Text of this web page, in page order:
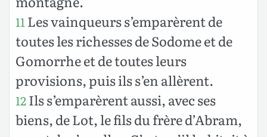
11 Les vainqueurs s’emparèrent de
toutes les richesses de Sodome et de
Gomorrhe et de toutes leurs
provisions, puis ils s’en allèrent.
12Ils s’emparèrent aussi, avec ses
biens, de Lot, le fils du frère d’Abram,